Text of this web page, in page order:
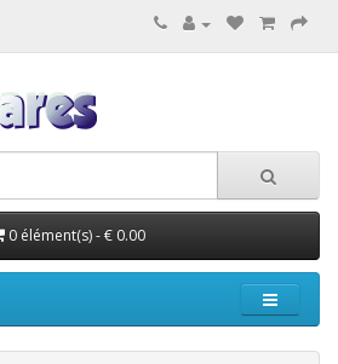
0 élément(s) - € 0.00